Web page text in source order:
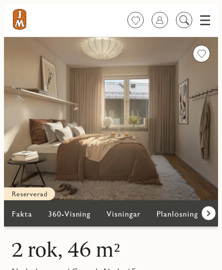
FavoriterLogga in
Sök
Meny
Reserverad
Fakta 360-Visning Visningar Planlösning
2 rok, 46 m²